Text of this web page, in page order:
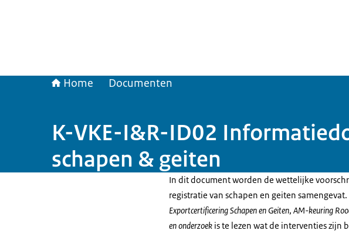
Home Documenten
K-VKE-I&R-ID02
schapen & geiten
In dit document worden de wettelijke
registratie van schapen en geiten
Exportcertificering Schapen en Geiten, AM-keuring
en onderzoek is te lezen wat de interventies zijn